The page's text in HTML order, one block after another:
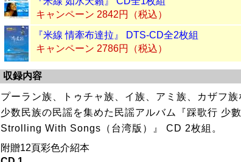
キャンペーン 2842円（税込）
『米線 情牽布達拉』 DTS-CD全2枚組
キャンペーン 2786円（税込）
収録内容
プーラン族、トゥチャ族、イ族、アミ族、カザフ
少数民族の民謡を集めた民謡アルバム『踩歌行 少
Strolling With Songs（台湾版）』 CD 2枚組。
附贈12頁彩色介紹本